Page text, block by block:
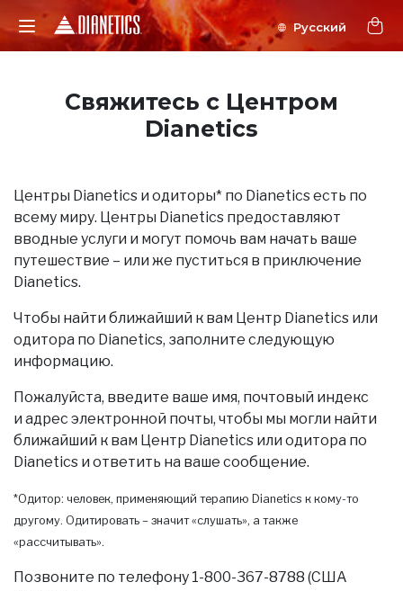
Свяжитесь с Центром
Dianetics
Центры Dianetics и одиторы* по Dianetics есть по
всему миру. Центры Dianetics предоставляют
вводные услуги и могут помочь вам начать ваше
путешествие – или же пуститься в приключение
Dianetics.
Чтобы найти ближайший к вам Центр Dianetics или
одитора по Dianetics, заполните следующую
информацию.
Пожалуйста, введите ваше имя, почтовый индекс
и адрес электронной почты, чтобы мы могли найти
ближайший к вам Центр Dianetics или одитора по
Dianetics и ответить на ваше сообщение.
*Одитор: человек, применяющий терапию Dianetics к кому-то
другому. Одитировать – значит «слушать», а также
«рассчитывать».
Позвоните по телефону 1-800-367-8788 (США